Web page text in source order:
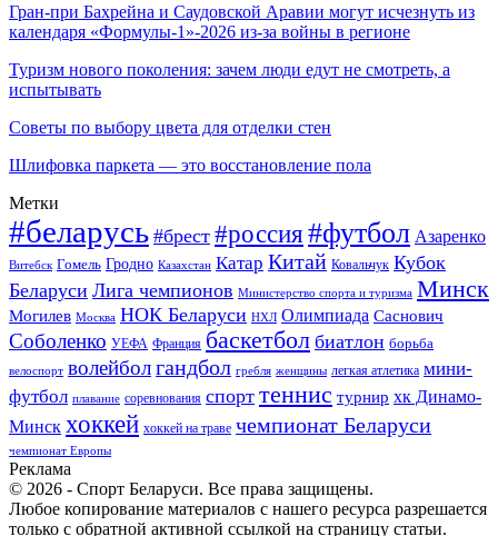
Гран-при Бахрейна и Саудовской Аравии могут исчезнуть из
календаря «Формулы-1»-2026 из-за войны в регионе
Туризм нового поколения: зачем люди едут не смотреть, а
испытывать
Советы по выбору цвета для отделки стен
Шлифовка паркета — это восстановление пола
Метки
#беларусь #брест #россия#футбол Азаренко
Витебск Гомель Гродно Казахстан Катар Китай Ковальчук Кубок
Беларуси Лига чемпионов Министерство спорта и туризма Минск
Могилев Москва НОК Беларуси НХЛ Олимпиада Саснович
Соболенко УЕФА Франция баскетбол биатлон борьба
велоспорт волейболгандбол гребля женщины легкая атлетика мини-
футбол плавание соревнования спорт теннис турнир хк Динамо-
Минск хоккей хоккей на траве чемпионат Беларуси
чемпионат Европы
Реклама
© 2026 - Спорт Беларуси. Все права защищены.
Любое копирование материалов с нашего ресурса разрешается
только с обратной активной ссылкой на страницу статьи.